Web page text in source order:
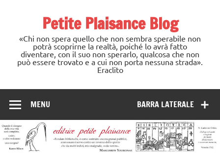
Petite Plaisance Blog
«Chi non spera quello che non sembra sperabile non
potrà scoprirne la realtà, poiché lo avrà fatto
diventare, con il suo non sperarlo, qualcosa che non
può essere trovato e a cui non porta nessuna strada».
Eraclito
BARRA LATERALE
MENU